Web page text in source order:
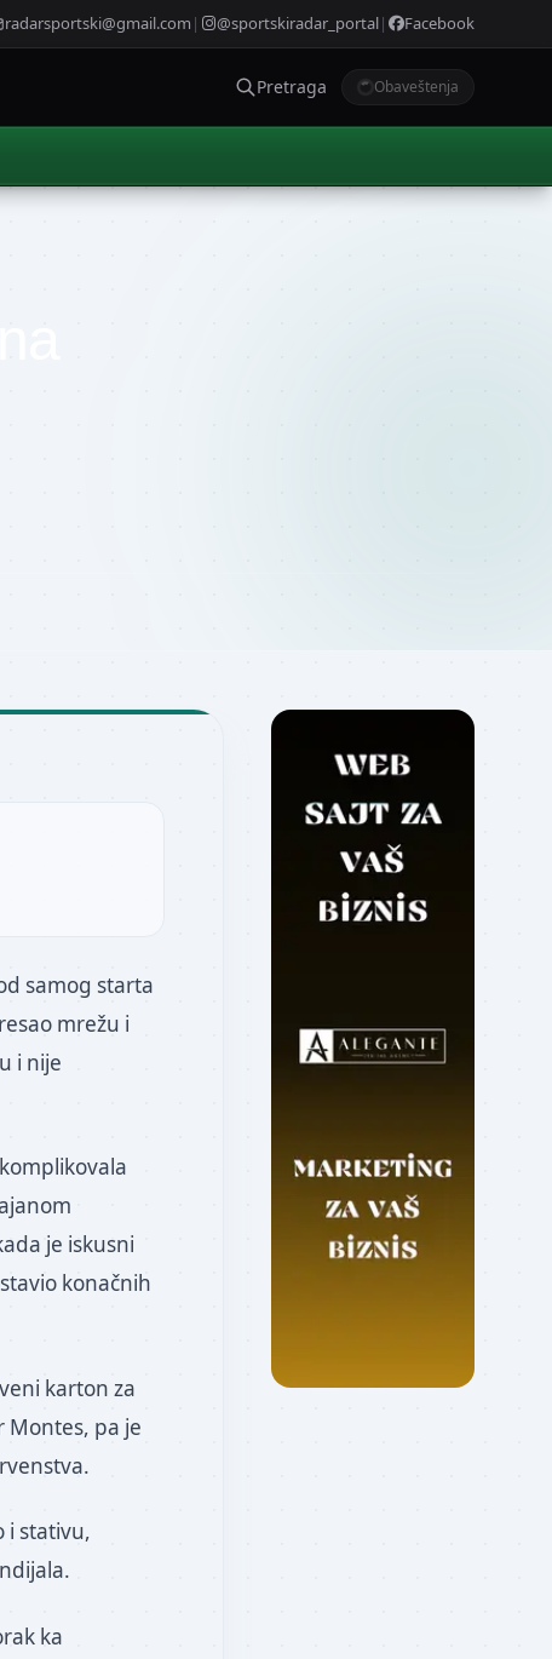
radarsportski@gmail.com | @sportskiradar_portal| Facebook
Pretraga Obaveštenja
samog starta
mrežu i
i nije
je iskusni
konačnih
karton za
Montes, pa je
i stativu,
ka